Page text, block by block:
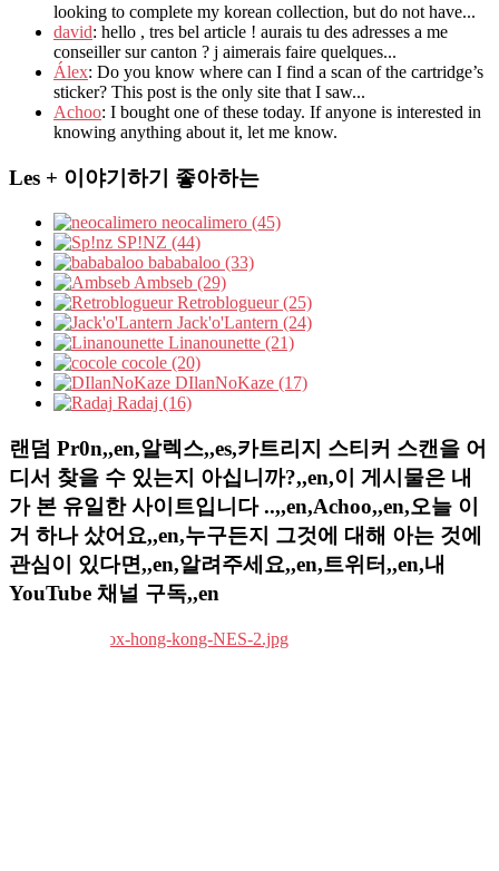
looking to complete my korean collection, but do not have...
david: hello , tres bel article ! aurais tu des adresses a me
conseiller sur canton ? j aimerais faire quelques...
Álex: Do you know where can I find a scan of the cartridge’s
sticker? This post is the only site that I saw...
Achoo: I bought one of these today. If anyone is interested in
knowing anything about it, let me know.
Les + 이야기하기 좋아하는
neocalimero (45)
SP!NZ (44)
bababaloo (33)
Ambseb (29)
Retroblogueur (25)
Jack'o'Lantern (24)
Linanounette (21)
cocole (20)
DIlanNoKaze (17)
Radaj (16)
랜덤 Pr0n,,en,알렉스,,es,카트리지 스티커 스캔을 어
디서 찾을 수 있는지 아십니까?,,en,이 게시물은 내
가 본 유일한 사이트입니다 ..,,en,Achoo,,en,오늘 이
거 하나 샀어요,,en,누구든지 그것에 대해 아는 것에
관심이 있다면,,en,알려주세요,,en,트위터,,en,내
YouTube 채널 구독,,en